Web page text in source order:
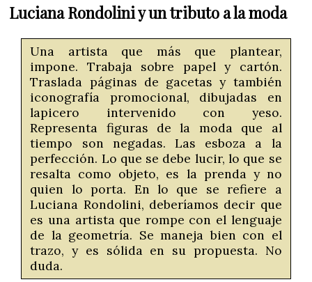
Luciana Rondolini y un tributo a la moda
Una artista que más que plantear,
impone. Trabaja sobre papel y cartón.
Traslada páginas de gacetas y también
iconografía promocional, dibujadas en
lapicero intervenido con yeso.
Representa figuras de la moda que al
tiempo son negadas. Las esboza a la
perfección. Lo que se debe lucir, lo que se
resalta como objeto, es la prenda y no
quien lo porta. En lo que se refiere a
Luciana Rondolini, deberíamos decir que
es una artista que rompe con el lenguaje
de la geometría. Se maneja bien con el
trazo, y es sólida en su propuesta. No
duda.